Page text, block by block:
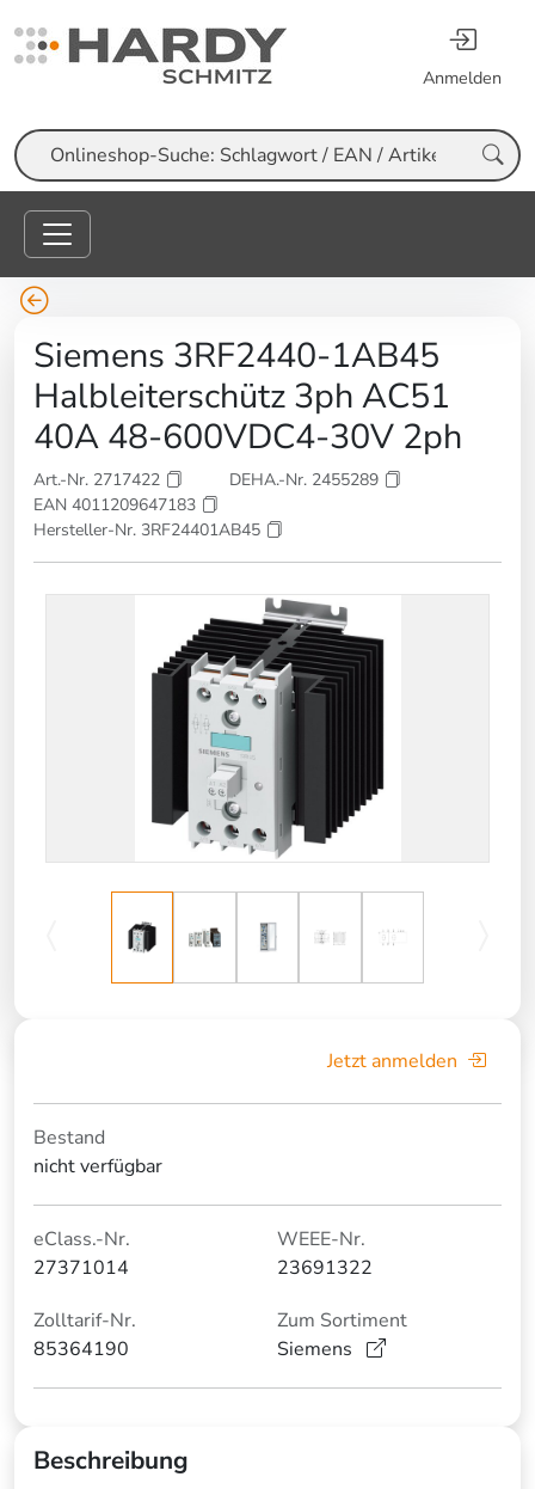
Anmelden
Suche
Siemens 3RF2440-1AB45
Halbleiterschütz 3ph AC51
40A 48-600VDC4-30V 2ph
Art.-Nr. 2717422
DEHA.-Nr. 2455289
EAN 4011209647183
Hersteller-Nr. 3RF24401AB45
Jetzt anmelden
Bestand
nicht verfügbar
eClass.-Nr.
27371014
WEEE-Nr.
23691322
Zolltarif-Nr.
85364190
Zum Sortiment
Siemens
Beschreibung